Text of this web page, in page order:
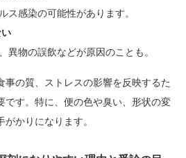
感染の可能性があります。
物の誤飲などが原因のことも。
事の質、ストレスの影響を反映するた
です。特に、便の色や臭い、形状の変
かりになります。